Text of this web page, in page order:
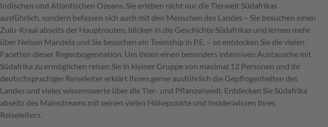
Indischen und Atlantischen Ozeans. Sie erleben nicht nur die Tierwelt Südafrikas
ausführlich, sondern befassen sich auch mit den Menschen des Landes – Sie besuchen einen
Zulu-Kraal abseits der Hauptrouten, blicken in die Geschichte Südafrikas und lernen mehr
über Nelson Mandela und Sie besuchen ein Township in P.E. – so entdecken Sie die vielen
Facetten dieser Regenbogennation. Um Ihnen einen besonders intensiven Austausche mit
Südafrika zu ermöglichen reisen Sie in kleiner Gruppe von maximal 12 Personen und ihr
deutschsprachiger Reiseleiter erklärt Ihnen gerne ausführlich die Gepflogenheiten des
Landes und vieles wissenswerte über die Tier- und Pflanzenwelt. Entdecken Sie Südafrika
abseits des Mainstreams mit seinen vielen Höhepunkte und Insiderwissen Ihres
Reiseleiters.